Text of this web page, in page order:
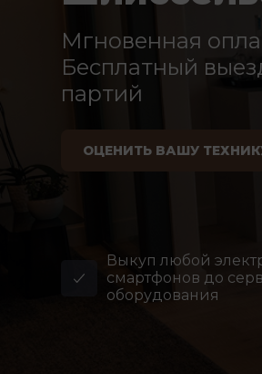
Мгновенная
Бесплатный
партий
ОЦЕНИТЬ ВАШУ
Выкуп любой
смартфонов до
оборудования